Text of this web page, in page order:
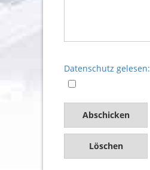
Datenschutz gelesen: